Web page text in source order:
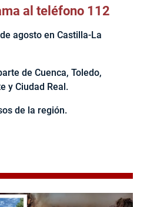
al teléfono 112
agosto en Castilla-La
de Cuenca, Toledo,
y Ciudad Real.
de la región.